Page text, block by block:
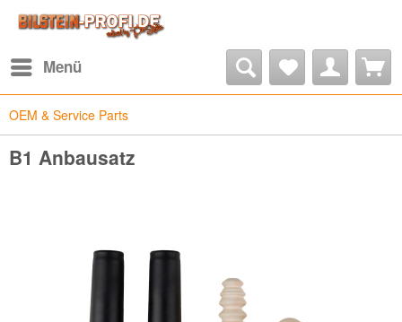
Menü
OEM & Service Parts
B1 Anbausatz